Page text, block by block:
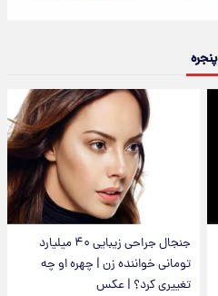
پنجره
جنجال جراحی زیبایی ۴۰ میلیارد
تومانی خواننده زن | چهره او چه
تغییری کرد؟ | عکس